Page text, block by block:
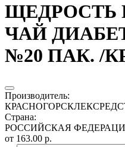
ЩЕДРОСТЬ
ЧАЙ
№20 ПАК. /
Производитель:
Страна:
РОССИЙСКАЯ
от 163.00 р.